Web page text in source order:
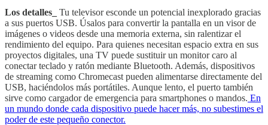
Los detalles_ Tu televisor esconde un potencial inexplorado gracias
a sus puertos USB. Úsalos para convertir la pantalla en un visor de
imágenes o videos desde una memoria externa, sin ralentizar el
rendimiento del equipo. Para quienes necesitan espacio extra en sus
proyectos digitales, una TV puede sustituir un monitor caro al
conectar teclado y ratón mediante Bluetooth. Además, dispositivos
de streaming como Chromecast pueden alimentarse directamente del
USB, haciéndolos más portátiles. Aunque lento, el puerto también
sirve como cargador de emergencia para smartphones o mandos. En
un mundo donde cada dispositivo puede hacer más, no subestimes el
poder de este pequeño conector.